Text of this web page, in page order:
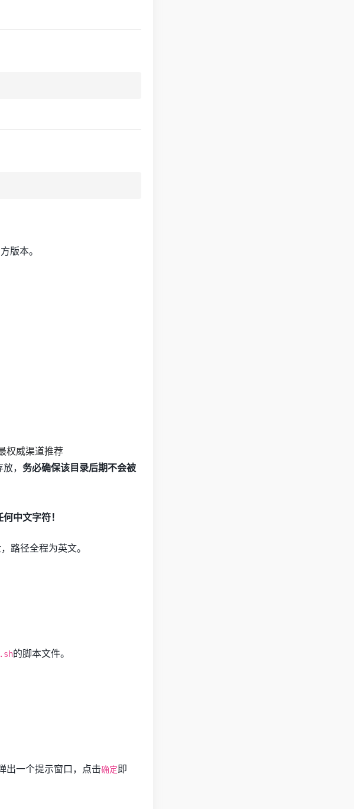
版本。
， 务必确保该目录后期不会被
中文字符！
路径全程为英文。
.sh的脚本文件。
出一个提示窗口，点击确定即